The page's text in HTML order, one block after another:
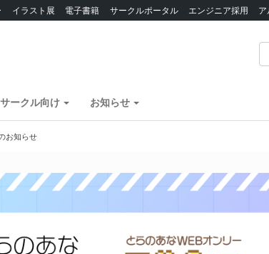
イラスト展 電子書籍 サークルポータル エンジニア採用
サークル向け お知らせ
お知らせ